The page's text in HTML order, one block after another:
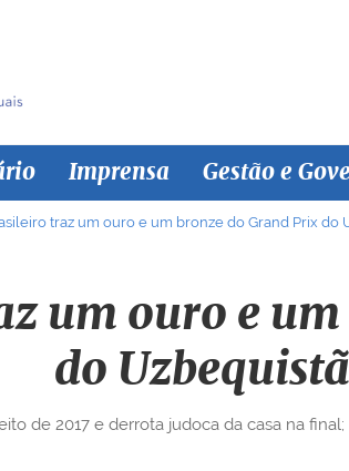
Imprensa Gestão e
traz um ouro e um bronze do Grand Prix do
um ouro e
do
de 2017 e derrota judoca da casa na